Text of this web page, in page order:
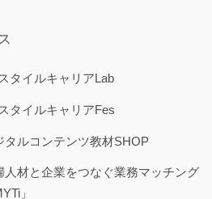
タイルキャリアLab
タイルキャリアFes
タルコンテンツ教材SHOP
人材と企業をつなぐ業務マッチング
」